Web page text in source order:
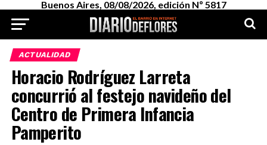
Buenos Aires, 08/08/2026, edición Nº 5817
ACTUALIDAD
Horacio Rodríguez Larreta
concurrió al festejo navideño del
Centro de Primera Infancia
Pamperito